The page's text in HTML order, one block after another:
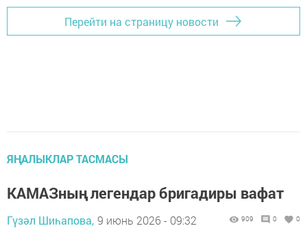
Перейти на страницу новости
ЯҢАЛЫКЛАР ТАСМАСЫ
КАМАЗның легендар бригадиры вафат
Гүзәл Шиһапова, 9 июнь 2026 - 09:32 909 0 0